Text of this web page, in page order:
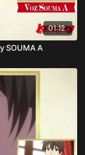
01:12
SOUMA A